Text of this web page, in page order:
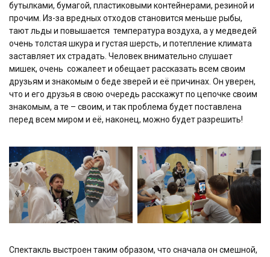
бутылками, бумагой, пластиковыми контейнерами, резиной и
прочим. Из-за вредных отходов становится меньше рыбы,
тают льды и повышается температура воздуха, а у медведей
очень толстая шкура и густая шерсть, и потепление климата
заставляет их страдать. Человек внимательно слушает
мишек, очень сожалеет и обещает рассказать всем своим
друзьям и знакомым о беде зверей и её причинах. Он уверен,
что и его друзья в свою очередь расскажут по цепочке своим
знакомым, а те – своим, и так проблема будет поставлена
перед всем миром и её, наконец, можно будет разрешить!
Спектакль выстроен таким образом, что сначала он смешной,